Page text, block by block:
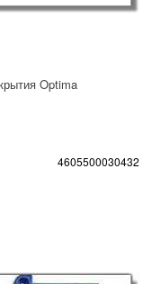
Optima
4605500030432